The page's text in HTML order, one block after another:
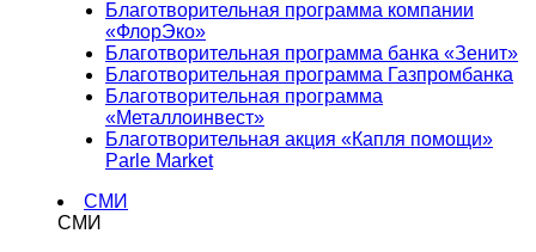
Благотворительная программа компании
«ФлорЭко»
Благотворительная программа банка «Зенит»
Благотворительная программа Газпромбанка
Благотворительная программа
«Металлоинвест»
Благотворительная акция «Капля помощи»
Parle Market
СМИ
СМИ